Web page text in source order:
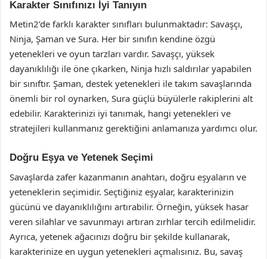
Karakter Sınıfınızı İyi Tanıyın
Metin2’de farklı karakter sınıfları bulunmaktadır: Savaşçı,
Ninja, Şaman ve Sura. Her bir sınıfın kendine özgü
yetenekleri ve oyun tarzları vardır. Savaşçı, yüksek
dayanıklılığı ile öne çıkarken, Ninja hızlı saldırılar yapabilen
bir sınıftır. Şaman, destek yetenekleri ile takım savaşlarında
önemli bir rol oynarken, Sura güçlü büyülerle rakiplerini alt
edebilir. Karakterinizi iyi tanımak, hangi yetenekleri ve
stratejileri kullanmanız gerektiğini anlamanıza yardımcı olur.
Doğru Eşya ve Yetenek Seçimi
Savaşlarda zafer kazanmanın anahtarı, doğru eşyaların ve
yeteneklerin seçimidir. Seçtiğiniz eşyalar, karakterinizin
gücünü ve dayanıklılığını artırabilir. Örneğin, yüksek hasar
veren silahlar ve savunmayı artıran zırhlar tercih edilmelidir.
Ayrıca, yetenek ağacınızı doğru bir şekilde kullanarak,
karakterinize en uygun yetenekleri açmalısınız. Bu, savaş